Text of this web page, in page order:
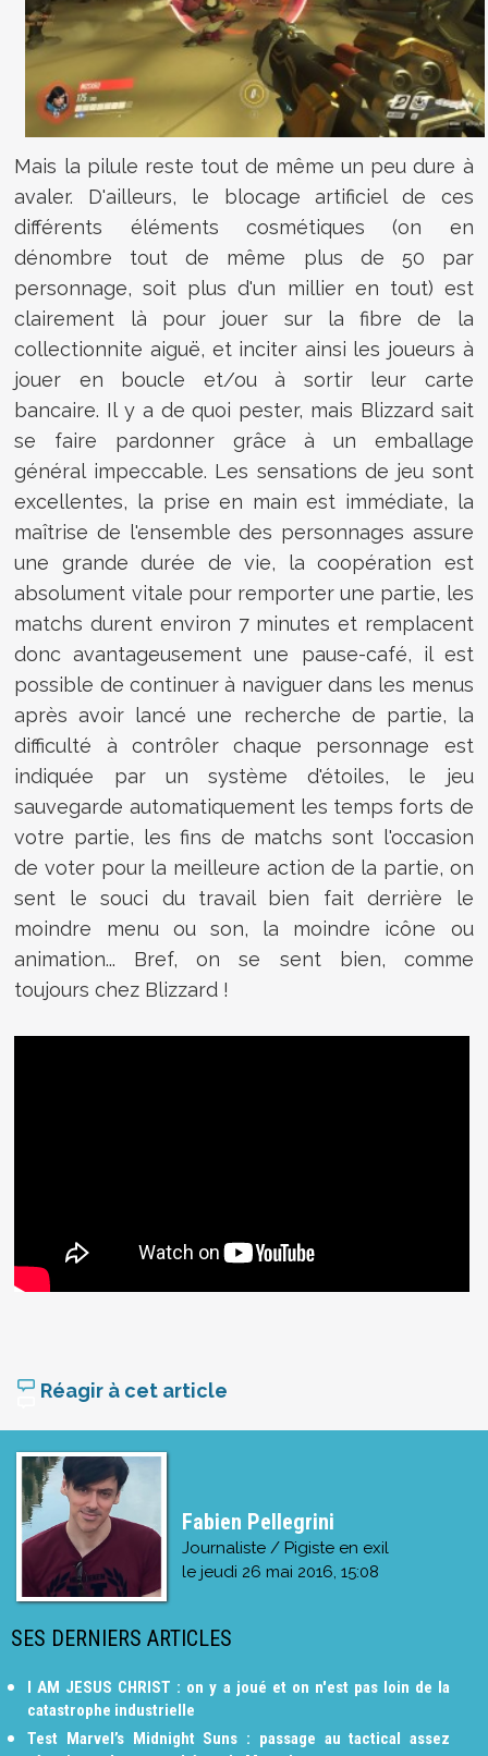
Mais la pilule reste tout de même un peu dure à
avaler. D'ailleurs, le blocage artificiel de ces
différents éléments cosmétiques (on en
dénombre tout de même plus de 50 par
personnage, soit plus d'un millier en tout) est
clairement là pour jouer sur la fibre de la
collectionnite aiguë, et inciter ainsi les joueurs à
jouer en boucle et/ou à sortir leur carte
bancaire. Il y a de quoi pester, mais Blizzard sait
se faire pardonner grâce à un emballage
général impeccable. Les sensations de jeu sont
excellentes, la prise en main est immédiate, la
maîtrise de l'ensemble des personnages assure
une grande durée de vie, la coopération est
absolument vitale pour remporter une partie, les
matchs durent environ 7 minutes et remplacent
donc avantageusement une pause-café, il est
possible de continuer à naviguer dans les menus
après avoir lancé une recherche de partie, la
difficulté à contrôler chaque personnage est
indiquée par un système d'étoiles, le jeu
sauvegarde automatiquement les temps forts de
votre partie, les fins de matchs sont l'occasion
de voter pour la meilleure action de la partie, on
sent le souci du travail bien fait derrière le
moindre menu ou son, la moindre icône ou
animation... Bref, on se sent bien, comme
toujours chez Blizzard !
Réagir à cet article
Fabien Pellegrini
Journaliste / Pigiste en exil
le jeudi 26 mai 2016, 15:08
SES DERNIERS ARTICLES
I AM JESUS CHRIST : on y a joué et on n'est pas loin de la
catastrophe industrielle
Test Marvel’s Midnight Suns : passage au tactical assez